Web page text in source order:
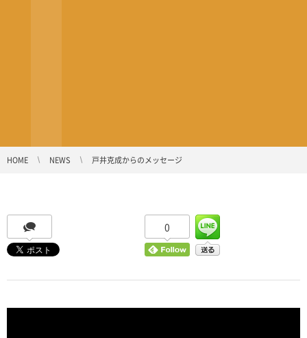
HOME NEWS 戸井克成からのメッセージ
0